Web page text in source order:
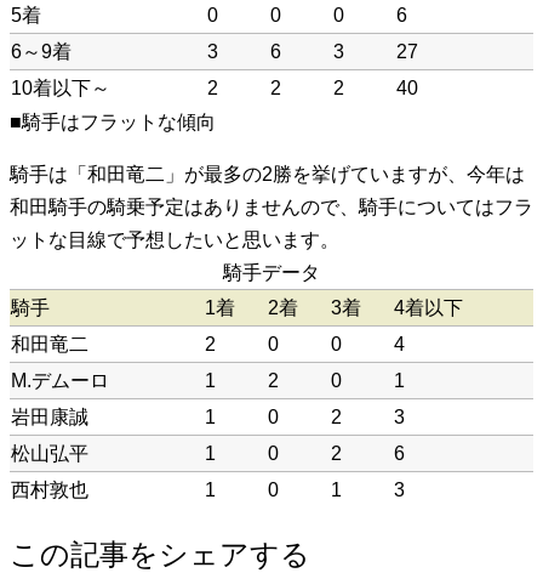
5着
0 0 0
6
6～9着
3 6 3
27
10着以下～
2 2 2
40
■騎手はフラットな傾向
騎手は「和田竜二」が最多の2勝を挙げていますが、今年は
和田騎手の騎乗予定はありませんので、騎手についてはフラ
ットな目線で予想したいと思います。
騎手データ
騎手
1着 2着 3着
4着以下
和田竜二
2 0 0
4
M.デムーロ
1 2 0
1
岩田康誠
1 0 2
3
松山弘平
1 0 2
6
西村敦也
1 0 1 3
この記事をシェアする